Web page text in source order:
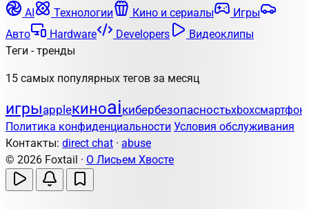
AI
Технологии Кино и сериалы
Игры
Авто
Hardware Developers
Видеоклипы
Теги - тренды
15 самых популярных тегов за месяц
игрыappleкиноaiкибербезопасностьxbox
Политика конфиденциальности Условия обслуживания
Контакты: direct chat · abuse
© 2026 Foxtail · О Лисьем Хвосте